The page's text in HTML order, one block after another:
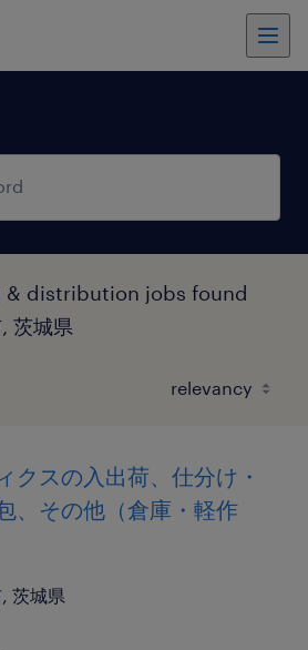
& distribution jobs found
茨城県
クスの入出荷、仕分け・
、その他（倉庫・軽作
茨城県